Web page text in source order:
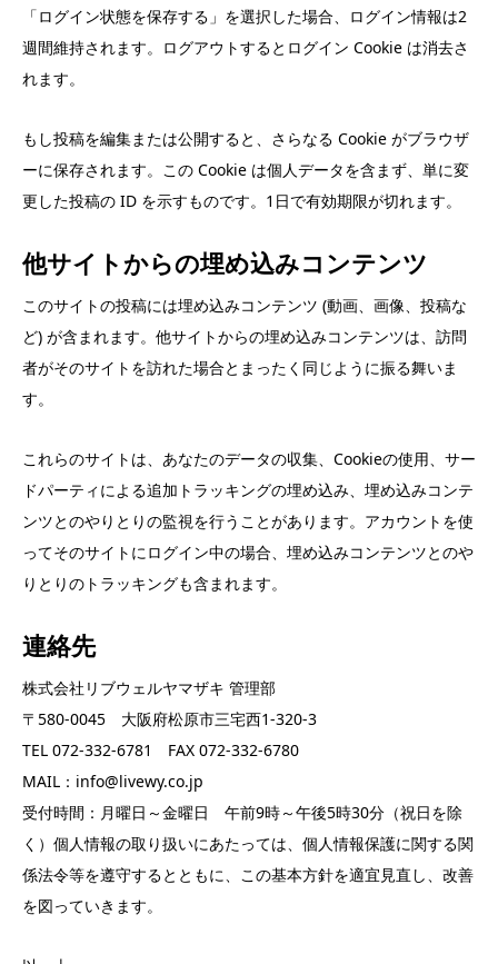
「ログイン状態を保存する」を選択した場合、ログイン情報は2
週間維持されます。ログアウトするとログイン Cookie は消去さ
れます。
もし投稿を編集または公開すると、さらなる Cookie がブラウザ
ーに保存されます。この Cookie は個人データを含まず、単に変
更した投稿の ID を示すものです。1日で有効期限が切れます。
他サイトからの埋め込みコンテンツ
このサイトの投稿には埋め込みコンテンツ (動画、画像、投稿な
ど) が含まれます。他サイトからの埋め込みコンテンツは、訪問
者がそのサイトを訪れた場合とまったく同じように振る舞いま
す。
これらのサイトは、あなたのデータの収集、Cookieの使用、サー
ドパーティによる追加トラッキングの埋め込み、埋め込みコンテ
ンツとのやりとりの監視を行うことがあります。アカウントを使
ってそのサイトにログイン中の場合、埋め込みコンテンツとのや
りとりのトラッキングも含まれます。
連絡先
株式会社リブウェルヤマザキ 管理部
〒580-0045 大阪府松原市三宅西1-320-3
TEL 072-332-6781 FAX 072-332-6780
MAIL：info@livewy.co.jp
受付時間：月曜日～金曜日 午前9時～午後5時30分（祝日を除
く）個人情報の取り扱いにあたっては、個人情報保護に関する関
係法令等を遵守するとともに、この基本方針を適宜見直し、改善
を図っていきます。